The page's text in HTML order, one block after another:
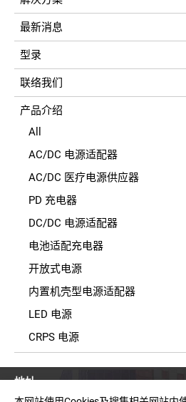
最新消息
型录
联络我们
产品介绍
All
AC/DC 电源适配器
AC/DC 医疗电源供应器
PD 充电器
DC/DC 电源适配器
电池适配充电器
开放式电源
内置机壳型电源适配器
LED 电源
CRPS 电源
地址
台湾新北市中和区建一路150号11楼